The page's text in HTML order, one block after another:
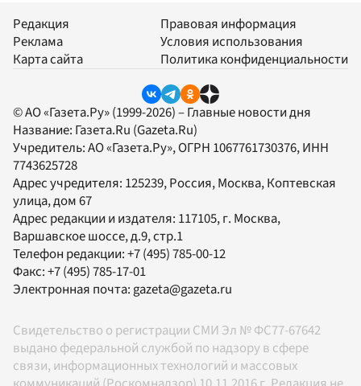
Редакция
Реклама
Карта сайта
Правовая информация
Условия использования
Политика конфиденциальности
© АО «Газета.Ру» (1999-2026) – Главные новости дня
Название: Газета.Ru (Gazeta.Ru)
Учредитель:АО «Газета.Ру», ОГРН 1067761730376, ИНН
7743625728
Адрес учредителя: 125239, Россия, Москва, Коптевская
улица, дом 67
Адрес редакции и издателя: 117105, г. Москва,
Варшавское шоссе, д.9, стр.1
Телефон редакции:+7 (495) 785-00-12
Факс:+7 (495) 785-17-01
Электронная почта:gazeta@gazeta.ru
Свидетельство о регистрации СМИ Эл № ФС77-67642
выдано федеральной службой по надзору в сфере
связи, информационных технологий и массовых